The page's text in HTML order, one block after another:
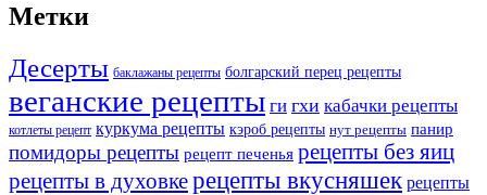
Метки
Десерты баклажаны рецепты болгарский перец рецепты
веганские рецепты ги гхи кабачки рецепты
котлеты рецепт куркума рецепты кэроб рецепты нут рецепты панир
помидоры рецепты рецепт печенья рецепты без яиц
рецепты в духовкерецепты вкусняшек рецепты